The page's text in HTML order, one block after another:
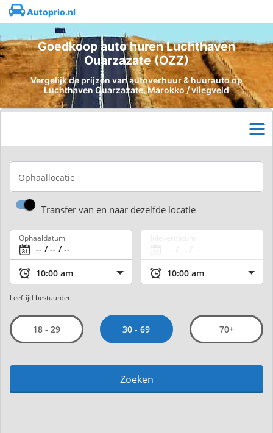
Autoprio.nl
Goedkoop auto huren Luchthaven
Ouarzazate (OZZ)
Vergelijk de prijzen van autoverhuur & huurauto op
Luchthaven Ouarzazate, Marokko / vliegveld
Ophaallocatie
Transfer van en naar dezelfde locatie
Ophaaldatum
Leeftijd bestuurder:
18 - 29 30 - 69 70+
Zoeken